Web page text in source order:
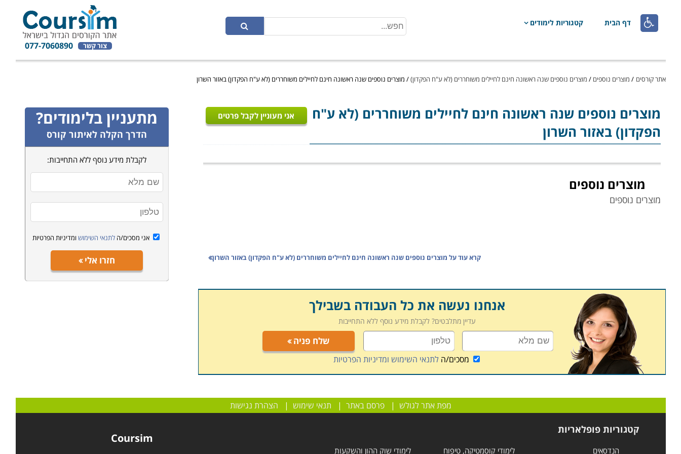
 דף הבית קטגוריות לימודים
צור קשר 077-7060890
אתר קורסים / מוצרים נוספים / מוצרים נוספים שנה ראשונה חינם לחיילים משוחררים (לא ע"ח הפקדון)/ מוצרים נוספים שנה ראשונה חינם לחיילים משוחררים (לא ע"ח הפקדון) באזור השרון
מוצרים נוספיםשנה ראשונה חינם לחיילים משוחררים (לא ע"ח
הפקדון) באזור השרון
אני מעוניין לקבל פרטים
מוצרים נוספים
מוצרים נוספים
קרא עוד על מוצרים נוספים שנה ראשונה חינם לחיילים משוחררים (לא ע"ח הפקדון) באזור השרון
אנחנו נעשה את כל העבודה בשבילך
עדיין מתלבטים? לקבלת מידע נוסף ללא התחייבות
שלח פניה
מסכים/הלתנאי השימוש ומדיניות הפרטיות
מתעניין בלימודים?
הדרך הקלה לאיתור קורס
לקבלת מידע נוסף ללא התחייבות:
אני מסכים/הלתנאי השימוש ומדיניות הפרטיות
חזרו אלי
מפת אתר לגולש |פרסם באתר | תנאי שימוש | הצהרת נגישות
קטגוריות פופלאריות
הנדסאים לימודי קוסמטיקה, טיפוח לימודי שוק ההון והשקעות
Coursim